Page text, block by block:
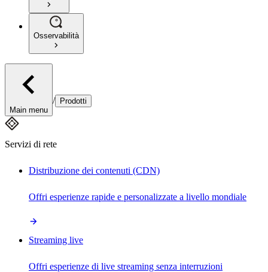
Osservabilità
Main menu
/ Prodotti
Servizi di rete
Distribuzione dei contenuti (CDN)
Offri esperienze rapide e personalizzate a livello mondiale
Streaming live
Offri esperienze di live streaming senza interruzioni